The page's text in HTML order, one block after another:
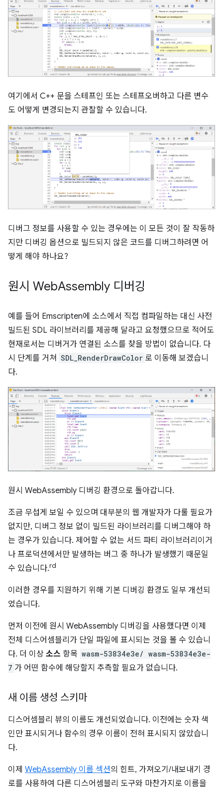
여기에서 C++ 문을 스테프인 또는 스테프오버하고 다른 변수
도 어떻게 변경되는지 관찰할 수 있습니다.
디버그 정보를 사용할 수 있는 경우에는 이 모든 것이 잘 작동하
지만 디버깅 옵션으로 빌드되지 않은 코드를 디버그하려면 어
떻게 해야 하나요?
원시 WebAssembly 디버깅
예를 들어 Emscripten에 소스에서 직접 컴파일하는 대신 사전
빌드된 SDL 라이브러리를 제공해 달라고 요청했으므로 적어도
현재로서는 디버거가 연결된 소스를 찾을 방법이 없습니다. 다
시 단계를 거쳐 SDL_RenderDrawColor 로 이동해 보겠습니
다.
원시 WebAssembly 디버깅 환경으로 돌아갑니다.
조금 무섭게 보일 수 있으며 대부분의 웹 개발자가 다룰 필요가
없지만, 디버그 정보 없이 빌드된 라이브러리를 디버그해야 하
는 경우가 있습니다. 제어할 수 없는 서드 파티 라이브러리이거
나 프로덕션에서만 발생하는 버그 중 하나가 발생했기 때문일
수 있습니다.rd
이러한 경우를 지원하기 위해 기본 디버깅 환경도 일부 개선되
었습니다.
먼저 이전에 원시 WebAssembly 디버깅을 사용했다면 이제
전체 디스어셈블리가 단일 파일에 표시되는 것을 볼 수 있습니
다. 더 이상 소스 항목 wasm-53834e3e/ wasm-53834e3e-
7 가 어떤 함수에 해당할지 추측할 필요가 없습니다.
새 이름 생성 스키마
디스어셈블리 뷰의 이름도 개선되었습니다. 이전에는 숫자 색
인만 표시되거나 함수의 경우 이름이 전혀 표시되지 않았습니
다.
이제 WebAssembly 이름 섹션의 힌트, 가져오기/내보내기 경
로를 사용하여 다른 디스어셈블리 도구와 마찬가지로 이름을